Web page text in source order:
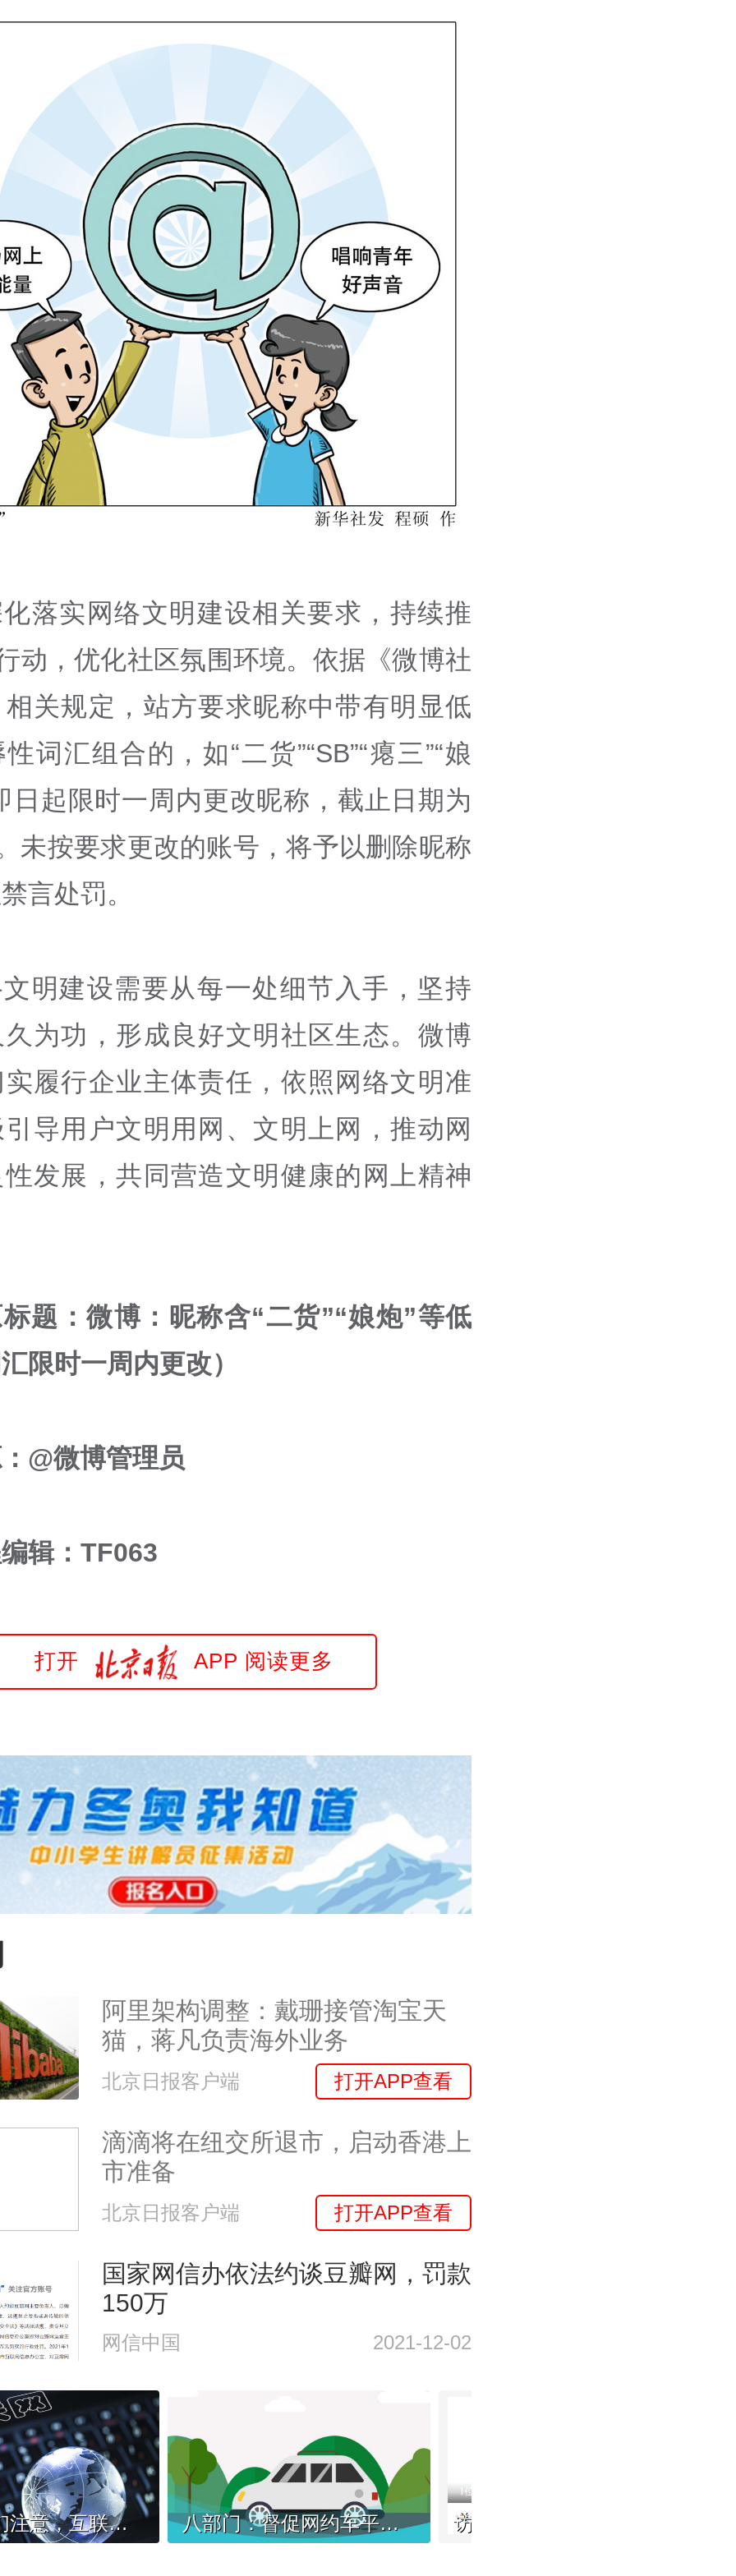
落实网络文明建设相关要求，持续推
动，优化社区氛围环境。依据《微博社
关规定，站方要求昵称中带有明显低
词汇组合的，如“二货”“SB”“瘪三”“娘
日起限时一周内更改昵称，截止日期为
未按要求更改的账号，将予以删除昵称
言处罚。
明建设需要从每一处细节入手，坚持
为功，形成良好文明社区生态。微博
履行企业主体责任，依照网络文明准
导用户文明用网、文明上网，推动网
发展，共同营造文明健康的网上精神
题：微博：昵称含“二货”“娘炮”等低
限时一周内更改）
@微博管理员
辑：TF063
打开 APP 阅读更多
阿里架构调整：戴珊接管淘宝天
猫，蒋凡负责海外业务
北京日报客户端 打开APP查看
滴滴将在纽交所退市，启动香港上
市准备
北京日报客户端 打开APP查看
国家网信办依法约谈豆瓣网，罚款
150万
网信中国 2021-12-02
带货主播们注意，互联网营销师职业标准来了！ 八部门：督促网约车平台合理设定抽成比例上限